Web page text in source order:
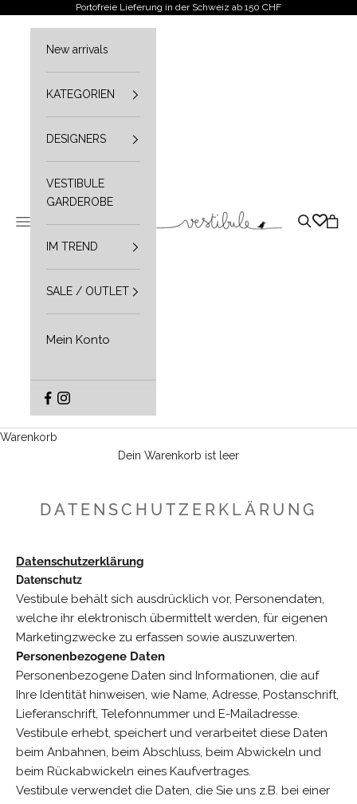
Zum Inhalt springenPortofreie Lieferung in der Schweiz ab 150 CHF
Vestibule
Navigationsmenü öffnen Suche
New arrivals
KATEGORIEN
DESIGNERS
VESTIBULE
GARDEROBE
IM TREND
SALE / OUTLET
Mein Konto
Warenkorb
Dein Warenkorb ist leer
DATENSCHUTZERKLÄRUNG
Datenschutzerklärung
Datenschutz
Vestibule behält sich ausdrücklich vor, Personendaten,
welche ihr elektronisch übermittelt werden, für eigenen
Marketingzwecke zu erfassen sowie auszuwerten.
Personenbezogene Daten
Personenbezogene Daten sind Informationen, die auf
Ihre Identität hinweisen, wie Name, Adresse, Postanschrift,
Lieferanschrift, Telefonnummer und E-Mailadresse.
Vestibule erhebt, speichert und verarbeitet diese Daten
beim Anbahnen, beim Abschluss, beim Abwickeln und
beim Rückabwickeln eines Kaufvertrages.
Vestibule verwendet die Daten, die Sie uns z.B. bei einer